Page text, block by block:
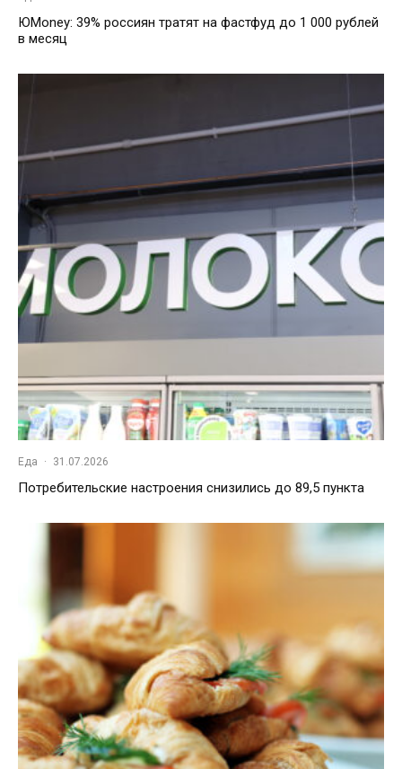
ЮMoney: 39% россиян тратят на фастфуд до 1 000 рублей
в месяц
Еда · 31.07.2026
Потребительские настроения снизились до 89,5 пункта